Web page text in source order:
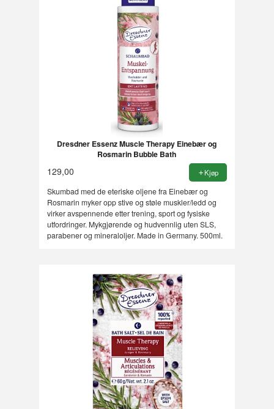
Dresdner Essenz Muscle Therapy Einebær og
Rosmarin Bubble Bath
129,00 Kjøp
Skumbad med de eteriske oljene fra Einebær og
Rosmarin myker opp stive og støle muskler/ledd og
virker avspennende etter trening, sport og fysiske
utfordringer. Mykgjørende og hudvennlig uten SLS,
parabener og mineraloljer. Made in Germany. 500ml.